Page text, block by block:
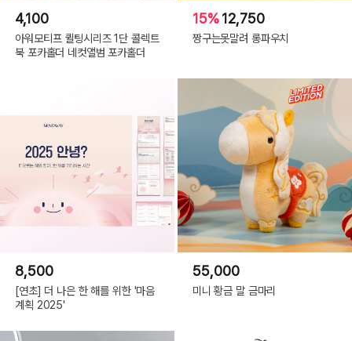
4,100
아워모티프 퀼팅시리즈 1단 콜렉트
북 포카홀더 네컷앨범 포카홀더
15%12,750
짱구는못말려 롱파우치
8,500
[연초] 더 나은 한 해를 위한 '마음
계획 2025'
55,000
미니 황금 말 금마리